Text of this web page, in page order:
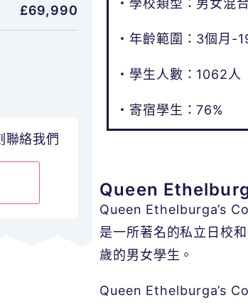
£69,990
聯絡我們
・學校類型：男女混
・年齡範圍：3個月-
・學生人數：1062人
・寄宿學生：76%
Queen
Queen Ethelburga’s
是一所著名的私立日校
歲的男女學生。
Queen Ethelburga’s